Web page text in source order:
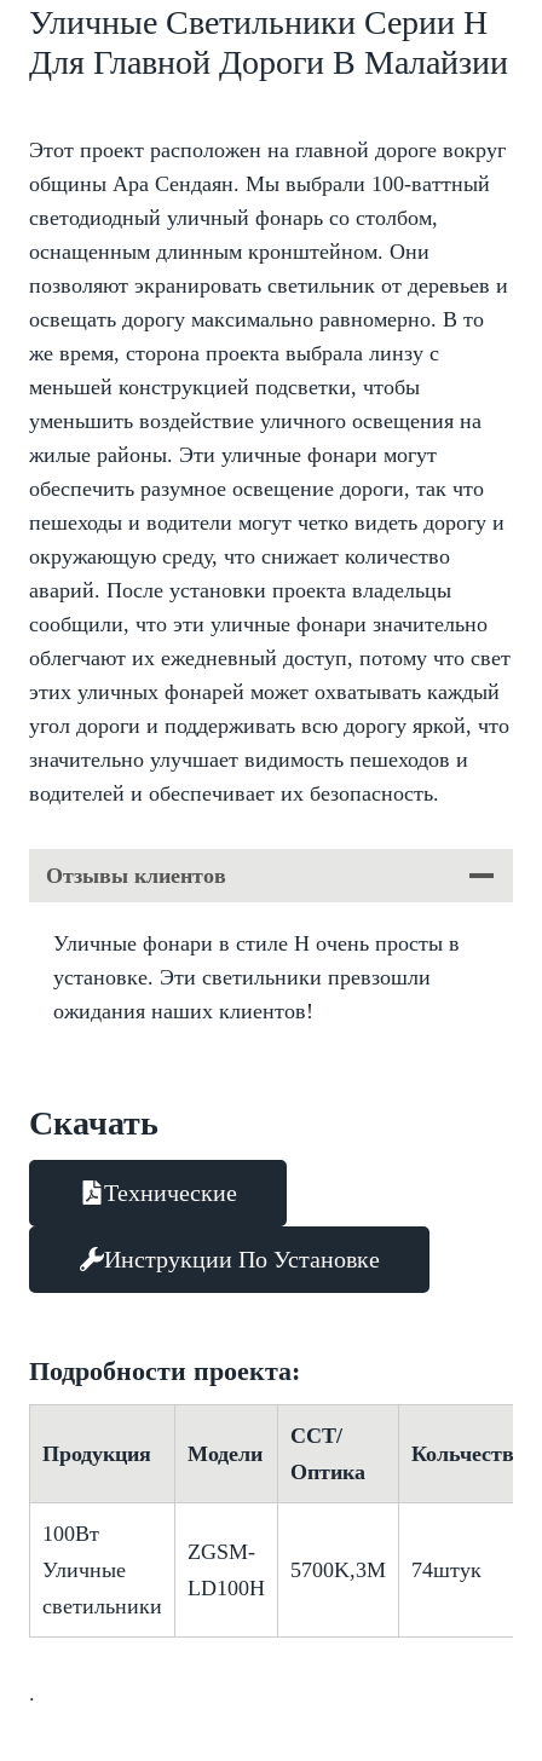
Уличные Светильники Серии H
Для Главной Дороги В Малайзии
Этот проект расположен на главной дороге вокруг
общины Ара Сендаян. Мы выбрали 100-ваттный
светодиодный уличный фонарь со столбом,
оснащенным длинным кронштейном. Они
позволяют экранировать светильник от деревьев и
освещать дорогу максимально равномерно. В то
же время, сторона проекта выбрала линзу с
меньшей конструкцией подсветки, чтобы
уменьшить воздействие уличного освещения на
жилые районы. Эти уличные фонари могут
обеспечить разумное освещение дороги, так что
пешеходы и водители могут четко видеть дорогу и
окружающую среду, что снижает количество
аварий. После установки проекта владельцы
сообщили, что эти уличные фонари значительно
облегчают их ежедневный доступ, потому что свет
этих уличных фонарей может охватывать каждый
угол дороги и поддерживать всю дорогу яркой, что
значительно улучшает видимость пешеходов и
водителей и обеспечивает их безопасность.
Отзывы клиентов
Уличные фонари в стиле H очень просты в
установке. Эти светильники превзошли
ожидания наших клиентов!
Скачать
Технические
Инструкции По Установке
Подробности проекта:
Продукция Модели
CCT/
Оптика
Кольчество
100Вт
Уличные
светильники
ZGSM-
LD100H
5700K,3M 74штук
.